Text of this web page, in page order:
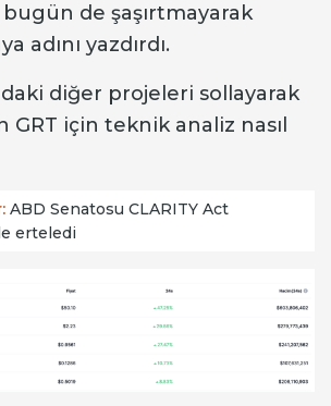
bugün de şaşırtmayarak
adını yazdırdı.
diğer projeleri sollayarak
GRT için teknik analiz nasıl
ABD Senatosu CLARITY Act
erteledi